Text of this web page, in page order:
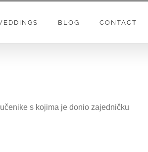
BLOG CONTACT
s kojima je donio zajedničku